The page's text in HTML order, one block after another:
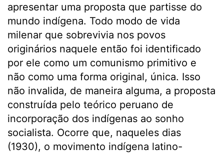
apresentar uma proposta que partisse do
mundo indígena. Todo modo de vida
milenar que sobrevivia nos povos
originários naquele então foi identificado
por ele como um comunismo primitivo e
não como uma forma original, única. Isso
não invalida, de maneira alguma, a proposta
construída pelo teórico peruano de
incorporação dos indígenas ao sonho
socialista. Ocorre que, naqueles dias
(1930), o movimento indígena latino-